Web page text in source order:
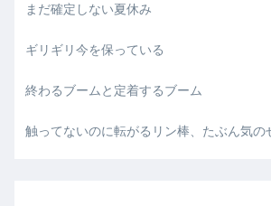
まだ確定しない夏休み
ギリギリ今を保っている
終わるブームと定着するブーム
触ってないのに転がるリン棒、たぶん気の